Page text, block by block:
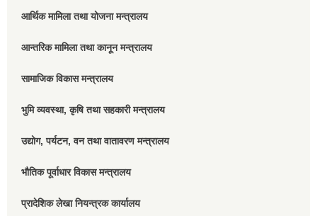
आर्थिक मामिला तथा योजना मन्त्रालय
आन्तरिक मामिला तथा कानून मन्त्रालय
सामाजिक विकास मन्त्रालय
भुमि व्यवस्था, कृषि तथा सहकारी मन्त्रालय
उद्योग, पर्यटन, वन तथा वातावरण मन्त्रालय
भौतिक पूर्वाधार विकास मन्त्रालय
प्रादेशिक लेखा नियन्त्रक कार्यालय